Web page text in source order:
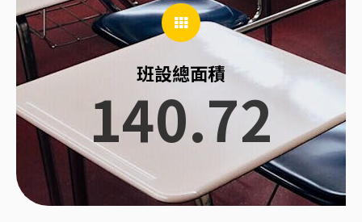
班設總面積
140.72